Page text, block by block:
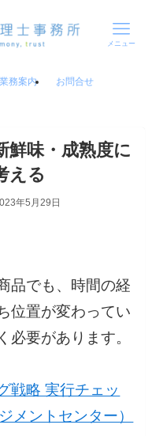
メニュー
業務案内 お問合せ
鮮味・成熟度に
える
年5月29日
品でも、時間の経
位置が変わってい
必要があります。
戦略 実行チェッ
メントセンター）